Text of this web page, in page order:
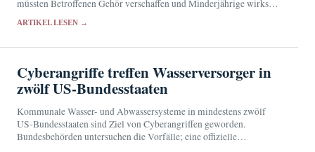
müssten Betroffenen Gehör verschaffen und Minderjährige wirksam
ARTIKEL LESEN →
Cyberangriffe treffen Wasserversorger in
zwölf US-Bundesstaaten
Kommunale Wasser- und Abwassersysteme in mindestens zwölf
US-Bundesstaaten sind Ziel von Cyberangriffen geworden.
Bundesbehörden untersuchen die Vorfälle; eine offizielle